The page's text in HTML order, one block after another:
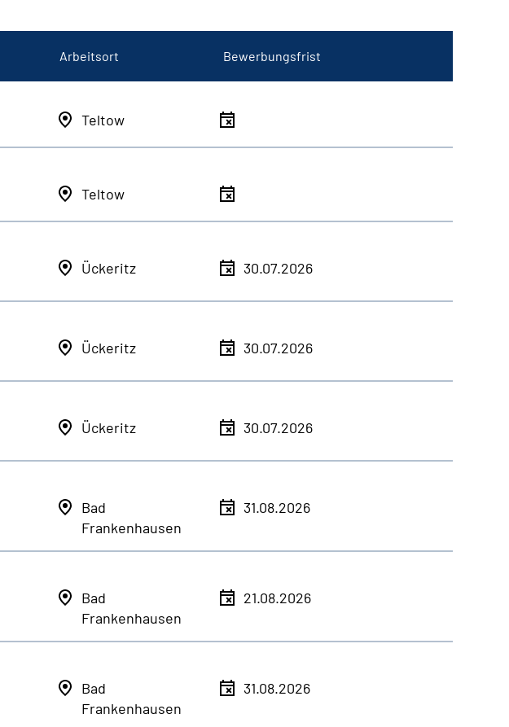
Arbeitsort Bewerbungsfrist
Teltow
Teltow
Ückeritz 30.07.2026
Ückeritz 30.07.2026
Ückeritz 30.07.2026
Bad
Frankenhausen
31.08.2026
Bad
Frankenhausen
21.08.2026
Bad
Frankenhausen
31.08.2026